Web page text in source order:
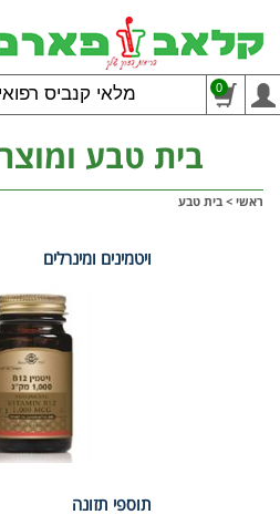
מלאי קנביס רפואי 0
בית טבע
ראשי > בית טבע
ויטמינים ומינרלים
תוספי תזונה